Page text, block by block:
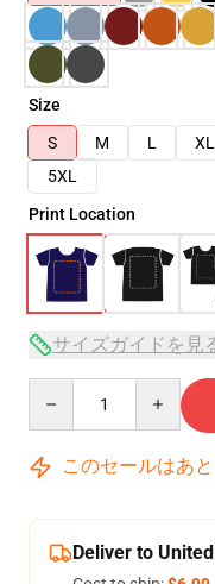
Size
S
M L XL
5XL
Print Location
サイズガイドを見
このセールはあと
Deliver to